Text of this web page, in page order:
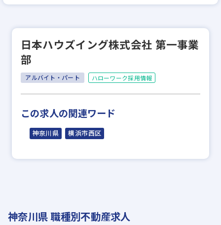
日本ハウズイング株式会社 第一事業
部
アルバイト・パート ハローワーク採用情報
この求人の関連ワード
神奈川県 横浜市西区
神奈川県 職種別不動産求人